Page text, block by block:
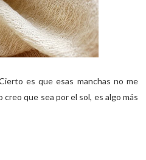
es que esas manchas no me
que sea por el sol, es algo más